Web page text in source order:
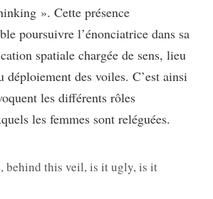
». Cette présence
poursuivre l’énonciatrice dans sa
spatiale chargée de sens, lieu
déploiement des voiles. C’est ainsi
les différents rôles
les femmes sont reléguées.
behind this veil, is it ugly, is it